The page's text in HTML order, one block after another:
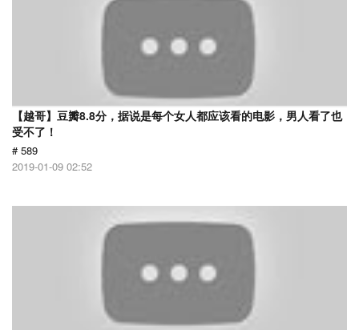
【越哥】豆瓣8.8分，据说是每个女人都应该看的电影，男人看了也
受不了！
# 589
2019-01-09 02:52